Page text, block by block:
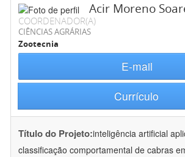
Acir Moreno
COORDENADOR(A)
CIÊNCIAS AGRÁRIAS
Zootecnia
E-mail
Currículo
Título do Projeto:inteligência artificial
classificação comportamental de cabras